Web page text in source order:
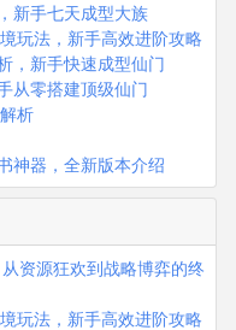
新手七天成型大族
玩法，新手高效进阶攻略
，新手快速成型仙门
从零搭建顶级仙门
析
神器，全新版本介绍
资源狂欢到战略博弈的终
玩法，新手高效进阶攻略